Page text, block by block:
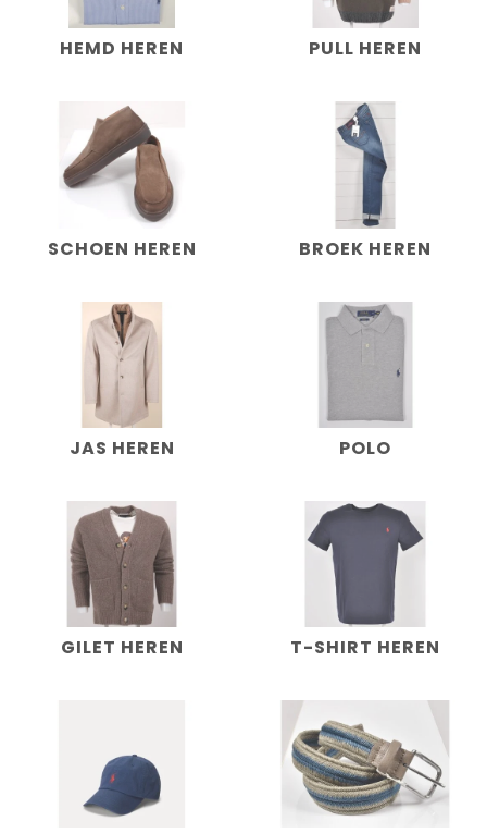
HEMD HEREN PULL HEREN
SCHOEN HEREN BROEK HEREN
JAS HEREN POLO
GILET HEREN T-SHIRT HEREN